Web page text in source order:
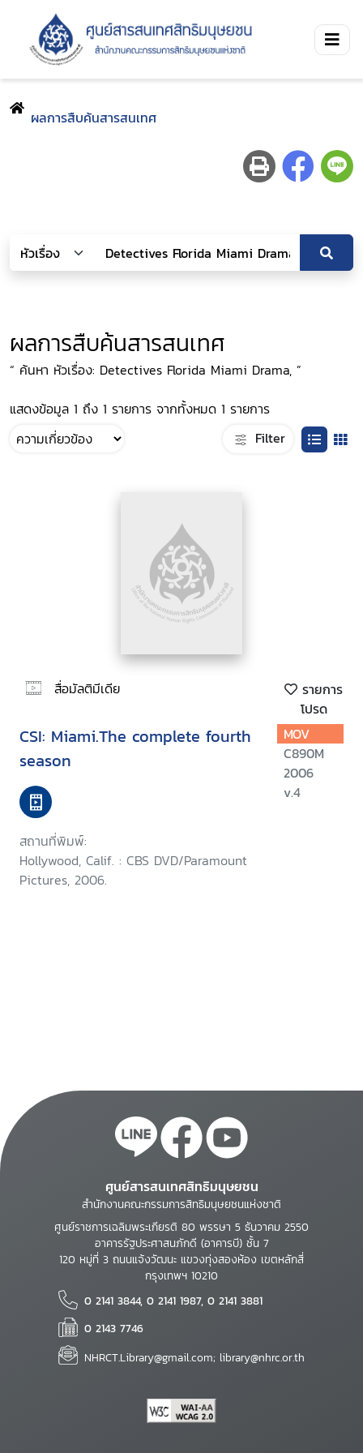
ผลการสืบค้นสารสนเทศ
ผลการสืบค้นสารสนเทศ
“ ค้นหา หัวเรื่อง: Detectives Florida Miami Drama, ”
แสดงข้อมูล 1 ถึง 1 รายการ จากทั้งหมด 1 รายการ
Filter
สื่อมัลติมีเดีย
รายการ
โปรด
CSI: Miami.The complete fourth
season
สถานที่พิมพ์:
Hollywood, Calif. : CBS DVD/Paramount
Pictures, 2006.
MOV
C890M
2006
v.4
ศูนย์สารสนเทศสิทธิมนุษยชน
สำนักงานคณะกรรมการสิทธิมนุษยชนแห่งชาติ
ศูนย์ราชการเฉลิมพระเกียรติ 80 พรรษา 5 ธันวาคม 2550
อาคารรัฐประศาสนภักดี (อาคารบี) ชั้น 7
120 หมู่ที่ 3 ถนนแจ้งวัฒนะ แขวงทุ่งสองห้อง เขตหลักสี่
กรุงเทพฯ 10210
0 2141 3844, 0 2141 1987, 0 2141 3881
0 2143 7746
NHRCT.Library@gmail.com; library@nhrc.or.th